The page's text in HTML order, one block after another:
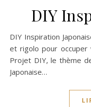
DIY
DIY Inspiration Japonaise Je reviens avec un DIY très facile
et rigolo pour
Projet DIY, le thème
Japonaise…